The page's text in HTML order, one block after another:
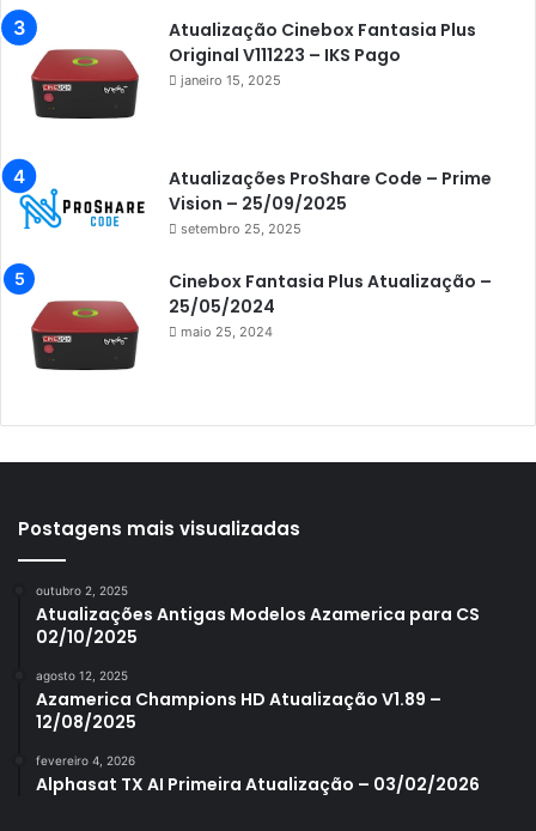
Azamerica Extremo IPTV
Azamerica F92 Plus
Azamerica Gold
Azamerica i7 IPTV
Azamerica King
Azamerica King GX PRO
Azamerica King IPTV
Azamerica Mobi
Azamerica S1005
Azamerica S1006 Plus
Azamerica S1007 New
Azamerica S1009
Atualização Cinebox Fantasia Plus
Original V111223 – IKS Pago
janeiro 15, 2025
Atualizações ProShare Code – Prime
Vision – 25/09/2025
setembro 25, 2025
Cinebox Fantasia Plus Atualização –
25/05/2024
maio 25, 2024
Postagens mais visualizadas
outubro 2, 2025
Atualizações Antigas Modelos Azamerica para CS
02/10/2025
agosto 12, 2025
Azamerica Champions HD Atualização V1.89 –
12/08/2025
fevereiro 4, 2026
Alphasat TX AI Primeira Atualização – 03/02/2026